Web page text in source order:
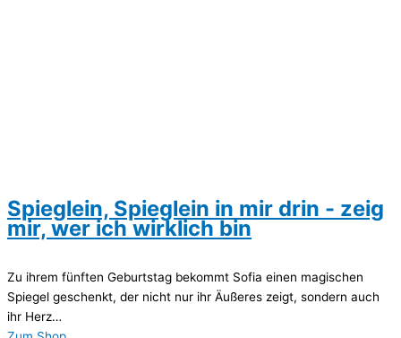
Spieglein, Spieglein in mir drin - zeig
mir, wer ich wirklich bin
Zu ihrem fünften Geburtstag bekommt Sofia einen magischen
Spiegel geschenkt, der nicht nur ihr Äußeres zeigt, sondern auch
ihr Herz…